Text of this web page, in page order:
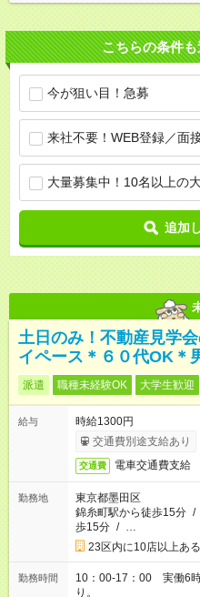
こちらの条件
今が狙い目！急募
来社不要！WEB登録／面
大量募集中！10名以上の
追加
土日のみ！不動産見学
イペース＊６０代OK＊
派遣 職種未経験OK 大学生歓迎
給与
時給1300円
交通費別途支給あり
交通費 電車交通費支給
勤務地
東京都墨田区
錦糸町駅から徒歩15分 /
歩15分 / …
23区内に10店以上あ
勤務時間
10：00-17：00 実働6
り。